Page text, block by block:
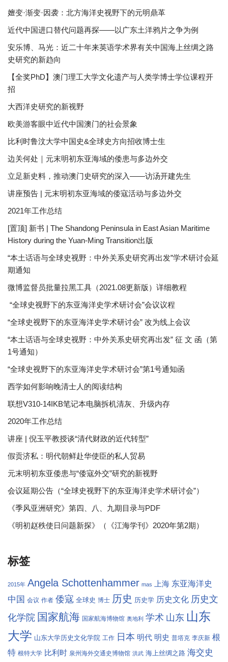
嬗变·渐变·因袭：北方海洋史视野下的元明鼎革
近代中国进口替代问题再探——以广东土洋鸦片之争为例
安乐博、马光：近二十年来英语学术界有关中国海上丝绸之路
史研究的新趋向
【全奖PhD】澳门理工大学文化遗产与人类学博士学位课程开
招
大西洋史研究的新视野
欧美游客眼中近代中国澳门的社会景象
比利时鲁汶大学中国史&全球史方向招收博士生
边关何处｜元末明初东亚海域的倭患与多边外交
立足新史料，推动澳门史研究的深入——访汤开建先生
讲座预告 | 元末明初东亚海域的倭寇活动与多边外交
2021年工作总结
[置顶] 新书 | The Shandong Peninsula in East Asian Maritime
History during the Yuan-Ming Transition出版
“本土话语与全球史视野：中外关系史研究再出发”学术研讨会延
期通知
微博监督员批量拉黑工具（2021.08更新版）详细教程
“全球史视野下的东亚海洋史学术研讨会”会议议程
“全球史视野下的东亚海洋史学术研讨会” 改为线上会议
“本土话语与全球史视野：中外关系史研究再出发” 征 文 函（第
1号通知）
“全球史视野下的东亚海洋史学术研讨会”第1号通知函
西学如何影响晚清士人的阅读结构
联想V310-14IKB笔记本电脑拆机清灰、升级内存
2020年工作总结
讲座 | 倪玉平教授谈“清代财政的近代转型”
假贡济私：明代朝鲜赴华使臣的私人贸易
元末明初东亚倭患与“倭寇外交”研究的新视野
会议延期公告（“全球史视野下的东亚海洋史学术研讨会”）
《季风亚洲研究》第四、八、九期目录与PDF
《明初赵秩使日问题新探》（《江海学刊》2020年第2期）
标签
2015年 Angela Schottenhammer mas 上海 东亚海洋史
中国 会议 作者 倭寇 全球史 博士 历史 历史学 历史文化 历史文
化学院 国家航海 国家航海博物馆 奥地利 学术 山东 山东
大学 山东大学历史文化学院 工作 日本 明代 明史 普塔克 李庆新 根
特 根特大学 比利时 泉州海外交通史博物馆 洪武 海上丝绸之路 海交史